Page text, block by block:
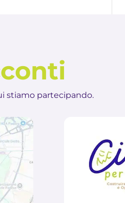
stiamo partecipando.